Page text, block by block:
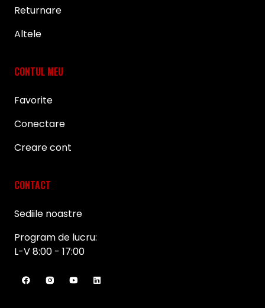
Returnare
Altele
CONTUL MEU
Favorite
Conectare
Creare cont
CONTACT
Sediile noastre
Program de lucru:
L-V 8:00 - 17:00